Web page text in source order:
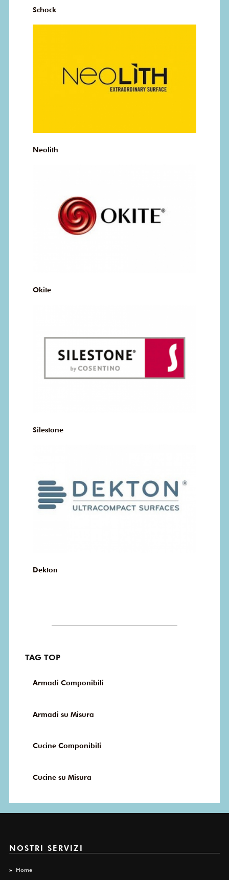
Schock
Neolith
Okite
Silestone
Dekton
TAG TOP
Armadi Componibili
Armadi su Misura
Cucine Componibili
Cucine su Misura
NOSTRI SERVIZI
» Home